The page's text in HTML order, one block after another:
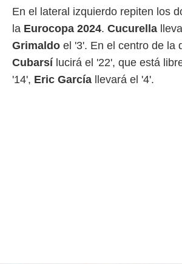
mediante
En el lateral izquierdo repiten los
la Eurocopa 2024. Cucurella
Grimaldo el '3'. En el centro de la
Cubarsí lucirá el '22', que está
'14', Eric García llevará el '4'.